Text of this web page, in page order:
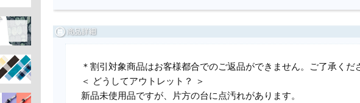
＊割引対象商品はお客様都合でのご返品ができません。ご了承くだ
＜ どうしてアウトレット？ ＞
新品未使用品ですが、片方の台に点汚れがあります。